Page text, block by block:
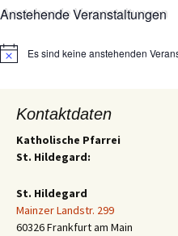
Anstehende Veranstaltungen
HinweisEs sind keine anstehenden
Kontaktdaten
Katholische Pfarrei
St. Hildegard:
St. Hildegard
Mainzer Landstr. 299
60326 Frankfurt am Main